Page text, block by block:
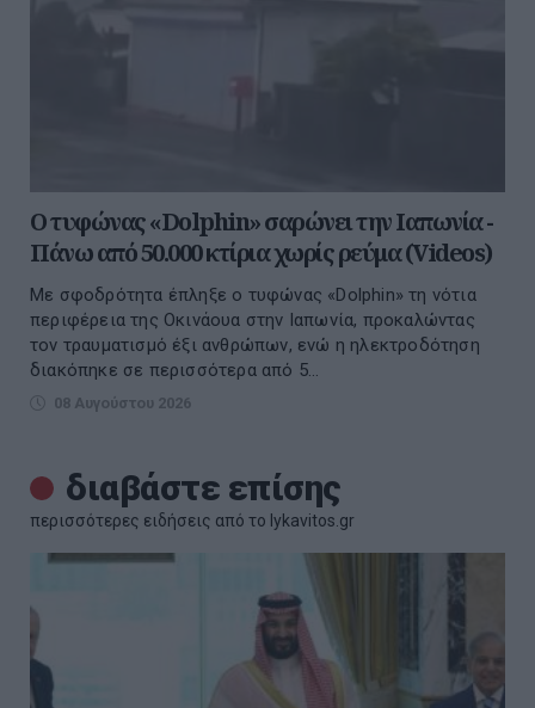
Ο τυφώνας «Dolphin» σαρώνει την Ιαπωνία -
Πάνω από 50.000 κτίρια χωρίς ρεύμα (Videos)
Με σφοδρότητα έπληξε ο τυφώνας «Dolphin» τη νότια
περιφέρεια της Οκινάουα στην Ιαπωνία, προκαλώντας
τον τραυματισμό έξι ανθρώπων, ενώ η ηλεκτροδότηση
διακόπηκε σε περισσότερα από 5...
08 Αυγούστου 2026
διαβάστε επίσης
περισσότερες ειδήσεις από το lykavitos.gr